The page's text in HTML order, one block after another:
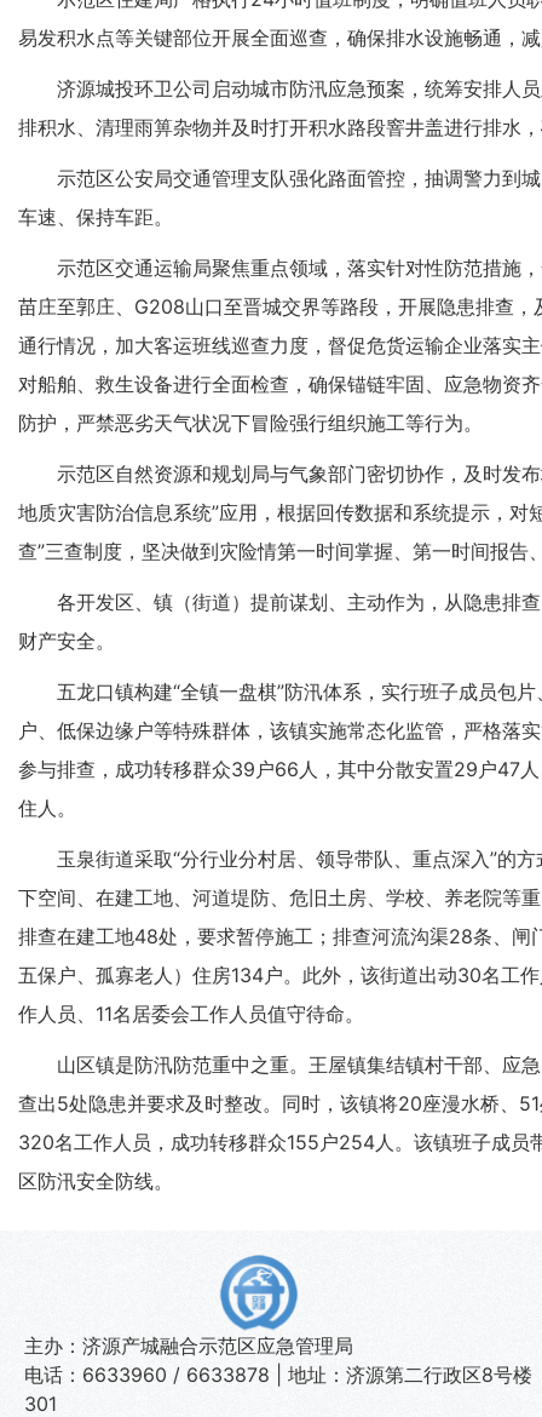
易发积水点等关键部位开展全面巡查，确保排水设施畅通，
济源城投环卫公司启动城市防汛应急预案，统筹安排人
排积水、清理雨箅杂物并及时打开积水路段窨井盖进行排水
示范区公安局交通管理支队强化路面管控，抽调警力到
车速、保持车距。
示范区交通运输局聚焦重点领域，落实针对性防范措施
苗庄至郭庄、G208山口至晋城交界等路段，开展隐患排查
通行情况，加大客运班线巡查力度，督促危货运输企业落实
对船舶、救生设备进行全面检查，确保锚链牢固、应急物资
防护，严禁恶劣天气状况下冒险强行组织施工等行为。
示范区自然资源和规划局与气象部门密切协作，及时发
地质灾害防治信息系统”应用，根据回传数据和系统提示，
查”三查制度，坚决做到灾险情第一时间掌握、第一时间报告
各开发区、镇（街道）提前谋划、主动作为，从隐患排
财产安全。
五龙口镇构建“全镇一盘棋”防汛体系，实行班子成员包
户、低保边缘户等特殊群体，该镇实施常态化监管，严格落
参与排查，成功转移群众39户66人，其中分散安置29户47
住人。
玉泉街道采取“分行业分村居、领导带队、重点深入”的
下空间、在建工地、河道堤防、危旧土房、学校、养老院等
排查在建工地48处，要求暂停施工；排查河流沟渠28条、
五保户、孤寡老人）住房134户。此外，该街道出动30名工
作人员、11名居委会工作人员值守待命。
山区镇是防汛防范重中之重。王屋镇集结镇村干部、应
查出5处隐患并要求及时整改。同时，该镇将20座漫水桥、
320名工作人员，成功转移群众155户254人。该镇班子成员
区防汛安全防线。
主办：济源产城融合示范区应急管理局
电话：6633960 / 6633878 | 地址：济源第二行政区8号楼
301